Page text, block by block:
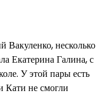
Вакуленко, несколько
Екатерина Галина, с
У этой пары есть
Кати не смогли